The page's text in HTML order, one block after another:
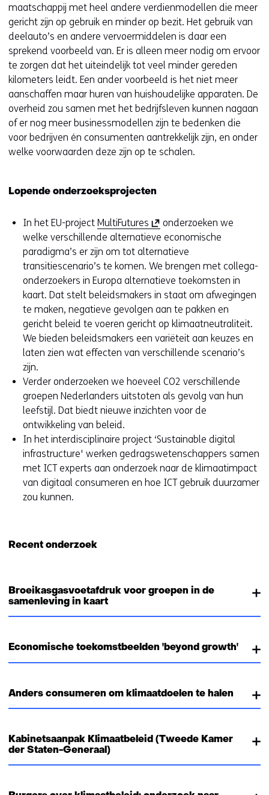
maatschappij met heel andere verdienmodellen die meer
gericht zijn op gebruik en minder op bezit. Het gebruik van
deelauto’s en andere vervoermiddelen is daar een
sprekend voorbeeld van. Er is alleen meer nodig om ervoor
te zorgen dat het uiteindelijk tot veel minder gereden
kilometers leidt. Een ander voorbeeld is het niet meer
aanschaffen maar huren van huishoudelijke apparaten. De
overheid zou samen met het bedrijfsleven kunnen nagaan
of er nog meer businessmodellen zijn te bedenken die
voor bedrijven én consumenten aantrekkelijk zijn, en onder
welke voorwaarden deze zijn op te schalen.
Lopende onderzoeksprojecten
In het EU-project MultiFutures (
o
p
e
n
t
i
n
n
i
u
w
v
n
s
t
e
i
r
n
onderzoeken we
welke verschillende alternatieve economische
paradigma’s er zijn om tot alternatieve
transitiescenario’s te komen. We brengen met collega-
onderzoekers in Europa alternatieve toekomsten in
kaart. Dat stelt beleidsmakers in staat om afwegingen
te maken, negatieve gevolgen aan te pakken en
gericht beleid te voeren gericht op klimaatneutraliteit.
We bieden beleidsmakers een variëteit aan keuzes en
laten zien wat effecten van verschillende scenario’s
zijn.
Verder onderzoeken we hoeveel CO2 verschillende
groepen Nederlanders uitstoten als gevolg van hun
leefstijl. Dat biedt nieuwe inzichten voor de
ontwikkeling van beleid.
In het interdisciplinaire project ‘Sustainable digital
infrastructure' werken gedragswetenschappers samen
met ICT experts aan onderzoek naar de klimaatimpact
van digitaal consumeren en hoe ICT gebruik duurzamer
zou kunnen.
Recent onderzoek
Broeikasgasvoetafdruk voor groepen in de
samenleving in kaart
Economische toekomstbeelden 'beyond growth'
Anders consumeren om klimaatdoelen te halen
Kabinetsaanpak Klimaatbeleid (Tweede Kamer
der Staten-Generaal)